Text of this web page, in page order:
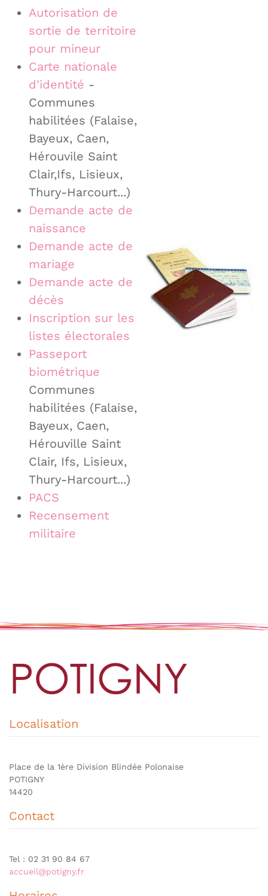
Autorisation de
sortie de territoire
pour mineur
Carte nationale
d'identité -
Communes
habilitées (Falaise,
Bayeux, Caen,
Hérouvile Saint
Clair,Ifs, Lisieux,
Thury-Harcourt...)
Demande acte de
naissance
Demande acte de
mariage
Demande acte de
décès
Inscription sur les
listes électorales
Passeport
biométrique
Communes
habilitées (Falaise,
Bayeux, Caen,
Hérouville Saint
Clair, Ifs, Lisieux,
Thury-Harcourt...)
PACS
Recensement
militaire
Localisation
Place de la 1ère Division Blindée Polonaise
POTIGNY
14420
Contact
Tel : 02 31 90 84 67
accueil@potigny.fr